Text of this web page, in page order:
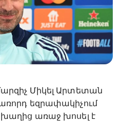
Միկել Արտետան
եզրափակիչում
առաջ խոսել է